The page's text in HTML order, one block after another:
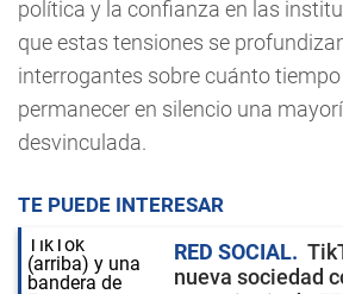
política y la confianza en las
que estas tensiones se
interrogantes sobre cuánto
permanecer en silencio una
desvinculada.
TE PUEDE INTERESAR
RED SOCIAL
nueva sociedad